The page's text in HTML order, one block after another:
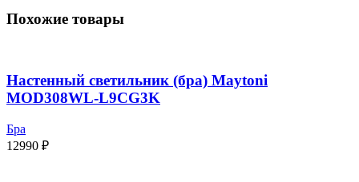
Похожие товары
Настенный светильник (бра) Maytoni
MOD308WL-L9CG3K
Бра
12990 ₽